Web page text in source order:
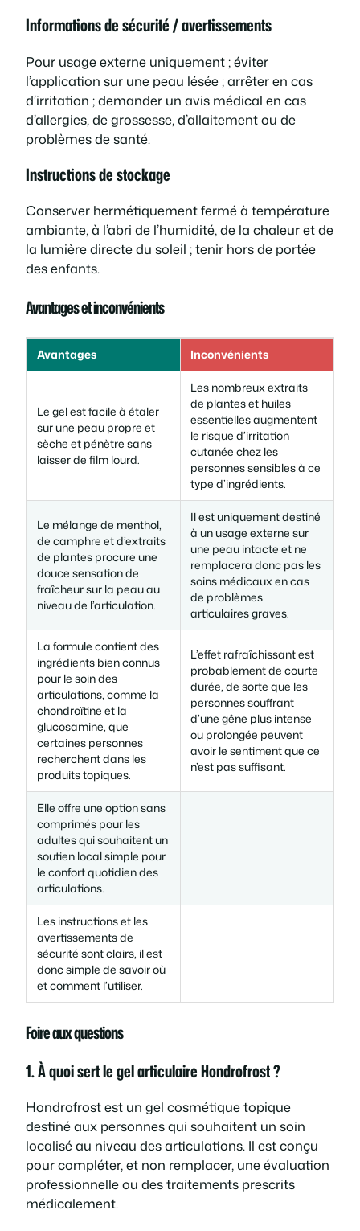
Informations de sécurité / avertissements
Pour usage externe uniquement ; éviter
l’application sur une peau lésée ; arrêter en cas
d’irritation ; demander un avis médical en cas
d’allergies, de grossesse, d’allaitement ou de
problèmes de santé.
Instructions de stockage
Conserver hermétiquement fermé à température
ambiante, à l’abri de l’humidité, de la chaleur et de
la lumière directe du soleil ; tenir hors de portée
des enfants.
Avantages et inconvénients
Avantages Inconvénients
Le gel est facile à étaler
sur une peau propre et
sèche et pénètre sans
laisser de film lourd.
Les nombreux extraits
de plantes et huiles
essentielles augmentent
le risque d’irritation
cutanée chez les
personnes sensibles à ce
type d’ingrédients.
Le mélange de menthol,
de camphre et d’extraits
de plantes procure une
douce sensation de
fraîcheur sur la peau au
niveau de l’articulation.
Il est uniquement destiné
à un usage externe sur
une peau intacte et ne
remplacera donc pas les
soins médicaux en cas
de problèmes
articulaires graves.
La formule contient des
ingrédients bien connus
pour le soin des
articulations, comme la
chondroïtine et la
glucosamine, que
certaines personnes
recherchent dans les
produits topiques.
L’effet rafraîchissant est
probablement de courte
durée, de sorte que les
personnes souffrant
d’une gêne plus intense
ou prolongée peuvent
avoir le sentiment que ce
n’est pas suffisant.
Elle offre une option sans
comprimés pour les
adultes qui souhaitent un
soutien local simple pour
le confort quotidien des
articulations.
Les instructions et les
avertissements de
sécurité sont clairs, il est
donc simple de savoir où
et comment l’utiliser.
Foire aux questions
1. À quoi sert le gel articulaire Hondrofrost ?
Hondrofrost est un gel cosmétique topique
destiné aux personnes qui souhaitent un soin
localisé au niveau des articulations. Il est conçu
pour compléter, et non remplacer, une évaluation
professionnelle ou des traitements prescrits
médicalement.